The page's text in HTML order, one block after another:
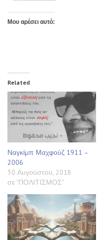
Μου αρέσει αυτό:
Related
Ναγκίμπ Μαχφούζ 1911 –
2006
30 Αυγούστου, 2018
σε "ΠΟΛΙΤΙΣΜΟΣ"